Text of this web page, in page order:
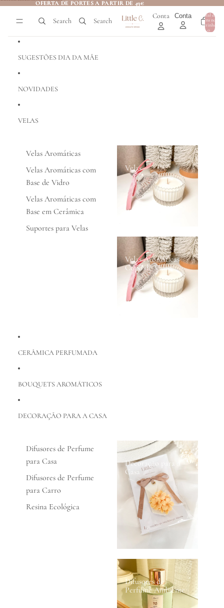
OFERTA DE PORTES A PARTIR DE 49€
OFERTA DE PORTES A PARTIR DE 49€
Search Search
Conta Conta
Total de
itens no
carrinho:
0
SUGESTÕES DIA DA MÃE
NOVIDADES
VELAS
Velas Aromáticas
Velas Aromáticas com
Base de Vidro
Velas Aromáticas com
Base em Cerâmica
Suportes para Velas
Velas
Velas Aromáticas
Copo de Vidro
CERÂMICA PERFUMADA
BOUQUETS AROMÁTICOS
DECORAÇÃO PARA A CASA
Difusores de Perfume
para Casa
Difusores de Perfume
para Carro
Resina Ecológica
Decoração para a
Casa
Difusores de
Perfume Ambiente